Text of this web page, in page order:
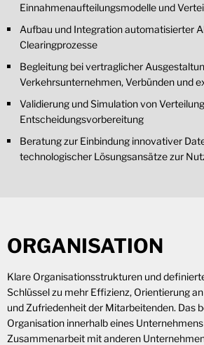
Einnahmenaufteilungsmodelle und
Aufbau und Integration automatisierter
Clearingprozesse
Begleitung bei vertraglicher
Verkehrsunternehmen, Verbünden und
Validierung und Simulation von
Entscheidungsvorbereitung
Beratung zur Einbindung innovativer
technologischer Lösungsansätze zur
ORGANISATION
Klare Organisationsstrukturen und
Schlüssel zu mehr Effizienz, Orientierung
und Zufriedenheit der Mitarbeitenden. Das
Organisation innerhalb eines
Zusammenarbeit mit anderen